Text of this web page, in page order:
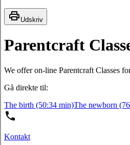
Udskriv
Parentcraft
We offer on-line Parentcraft Classes
Gå direkte til:
The birth (50:34 min)The newborn
Kontakt